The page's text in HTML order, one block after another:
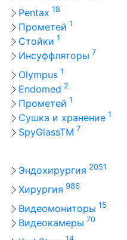
Pentax 18
Прометей 1
Стойки 1
Инсуффляторы 7
Olympus 1
Endomed 2
Прометей 1
Сушка и хранение 1
SpyGlassTM 7
Эндохирургия 2051
Хирургия 986
Видеомониторы 15
Видеокамеры 70